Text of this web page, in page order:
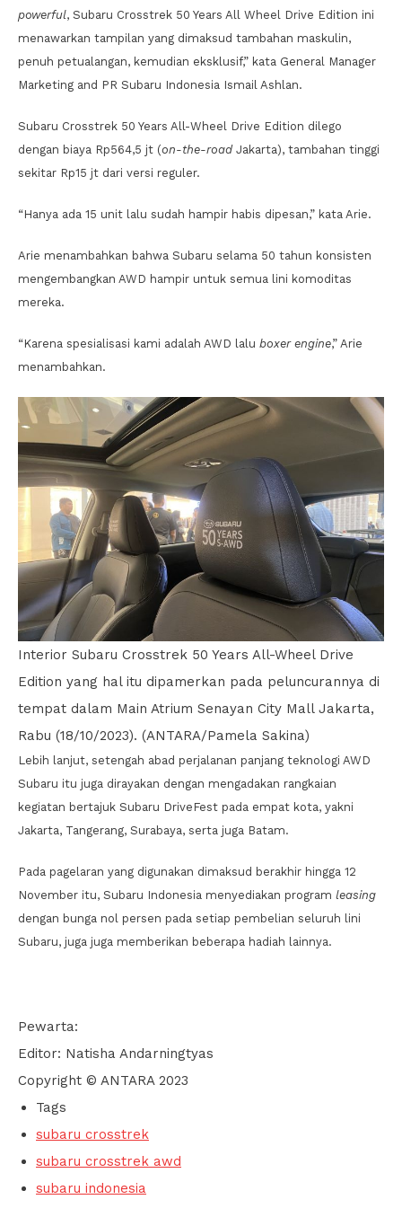
powerful, Subaru Crosstrek 50 Years All Wheel Drive Edition ini
menawarkan tampilan yang dimaksud tambahan maskulin,
penuh petualangan, kemudian eksklusif,” kata General Manager
Marketing and PR Subaru Indonesia Ismail Ashlan.
Subaru Crosstrek 50 Years All-Wheel Drive Edition dilego
dengan biaya Rp564,5 jt (on-the-roadJakarta), tambahan tinggi
sekitar Rp15 jt dari versi reguler.
“Hanya ada 15 unit lalu sudah hampir habis dipesan,” kata Arie.
Arie menambahkan bahwa Subaru selama 50 tahun konsisten
mengembangkan AWD hampir untuk semua lini komoditas
mereka.
“Karena spesialisasi kami adalah AWD lalu boxer engine,” Arie
menambahkan.
Interior Subaru Crosstrek 50 Years All-Wheel Drive
Edition yang hal itu dipamerkan pada peluncurannya di
tempat dalam Main Atrium Senayan City Mall Jakarta,
Rabu (18/10/2023). (ANTARA/Pamela Sakina)
Lebih lanjut, setengah abad perjalanan panjang teknologi AWD
Subaru itu juga dirayakan dengan mengadakan rangkaian
kegiatan bertajuk Subaru DriveFest pada empat kota, yakni
Jakarta, Tangerang, Surabaya, serta juga Batam.
Pada pagelaran yang digunakan dimaksud berakhir hingga 12
November itu, Subaru Indonesia menyediakan program leasing
dengan bunga nol persen pada setiap pembelian seluruh lini
Subaru, juga juga memberikan beberapa hadiah lainnya.
Pewarta:
Editor: Natisha Andarningtyas
Copyright © ANTARA 2023
Tags
subaru crosstrek
subaru crosstrek awd
subaru indonesia